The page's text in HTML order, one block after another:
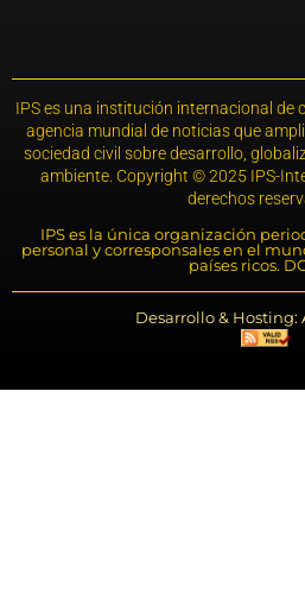
IPS es una institución internacional de
agencia mundial de noticias que
sociedad civil sobre desarrollo,
ambiente. Copyright © 2025 IPS-
derechos
IPS es la única organización
personal y corresponsales en el
países ricos.
Desarrollo & Hosting: